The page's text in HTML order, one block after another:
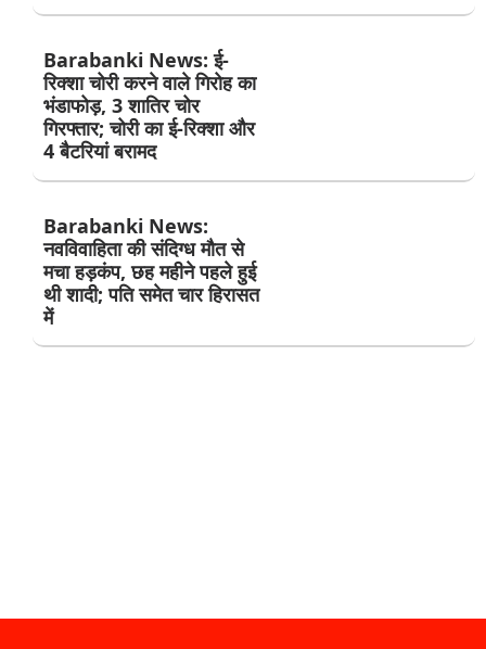
Barabanki News: ई-
रिक्शा चोरी करने वाले गिरोह का
भंडाफोड़, 3 शातिर चोर
गिरफ्तार; चोरी का ई-रिक्शा और
4 बैटरियां बरामद
Barabanki News:
नवविवाहिता की संदिग्ध मौत से
मचा हड़कंप, छह महीने पहले हुई
थी शादी; पति समेत चार हिरासत
में